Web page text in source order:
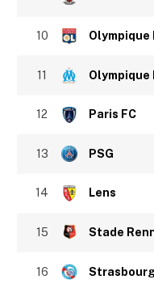
10 Olympique
11 Olympique
12 Paris FC
13 PSG
14 Lens
15 Stade
16 Strasbourg